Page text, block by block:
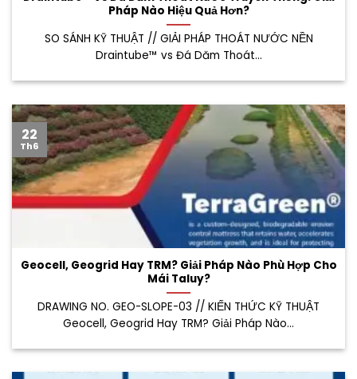
Pháp Nào Hiệu Quả Hơn?
SO SÁNH KỸ THUẬT // GIẢI PHÁP THOÁT NƯỚC NỀN
Draintube™ vs Đá Dăm Thoát...
Geocell, Geogrid Hay TRM? Giải Pháp Nào Phù Hợp Cho
Mái Taluy?
DRAWING NO. GEO-SLOPE-03 // KIẾN THỨC KỸ THUẬT
Geocell, Geogrid Hay TRM? Giải Pháp Nào...
22
Th6